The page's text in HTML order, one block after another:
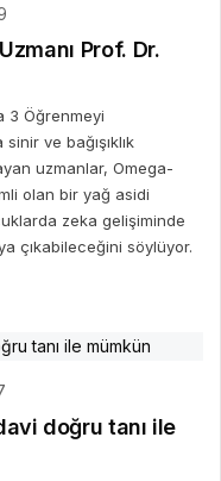
Prof. Dr.
3 Öğrenmeyi
ve bağışıklık
uzmanlar, Omega-
olan bir yağ asidi
zeka gelişiminde
çıkabileceğini söylüyor.
doğru tanı ile